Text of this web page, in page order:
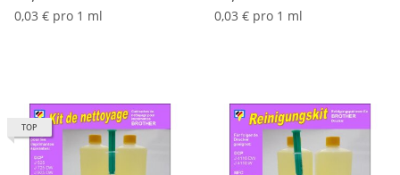
Druckkopfreiniger
0,03 € pro 1 ml
Druckkopfreiniger
0,03 € pro 1 ml
TOP